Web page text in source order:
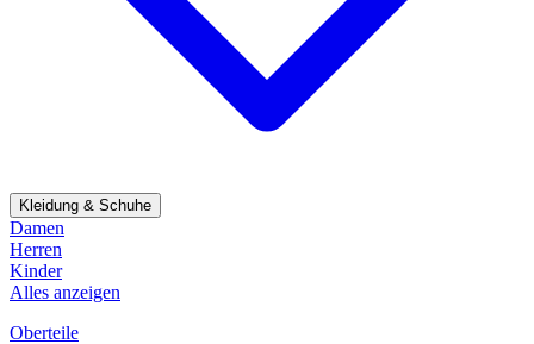
Kleidung & Schuhe
Damen
Herren
Kinder
Alles anzeigen
Oberteile